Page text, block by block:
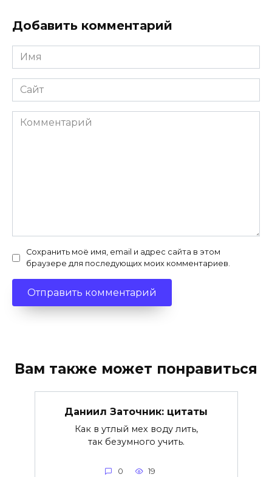
Добавить комментарий
Имя
*
Сайт
Комментарий
Сохранить моё имя, email и адрес сайта в этом
браузере для последующих моих комментариев.
Вам также может понравиться
Даниил Заточник: цитаты
Как в утлый мех воду лить,
так безумного учить.
0 19